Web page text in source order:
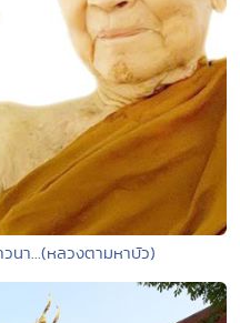
นา...(หลวงตามหาบัว)